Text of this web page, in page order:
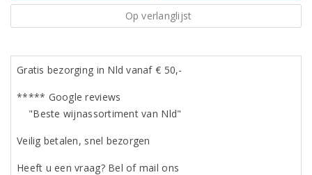
Op verlanglijst
Gratis bezorging in Nld vanaf € 50,-
***** Google reviews
"Beste wijnassortiment van Nld"
Veilig betalen, snel bezorgen
Heeft u een vraag? Bel of mail ons